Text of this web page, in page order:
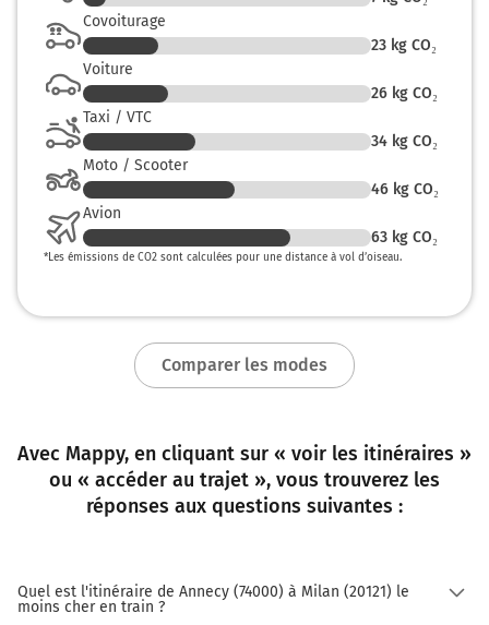
Covoiturage
23 kg CO₂
Voiture
26 kg CO₂
Taxi / VTC
34 kg CO₂
Moto / Scooter
46 kg CO₂
Avion
63 kg CO₂
*Les émissions de CO2 sont calculées pour une distance à vol d’oiseau.
Comparer les modes
Avec Mappy, en cliquant sur « voir les itinéraires »
ou « accéder au trajet », vous trouverez les
réponses aux questions suivantes :
Quel est l'itinéraire de Annecy (74000) à Milan (20121) le
moins cher en train ?